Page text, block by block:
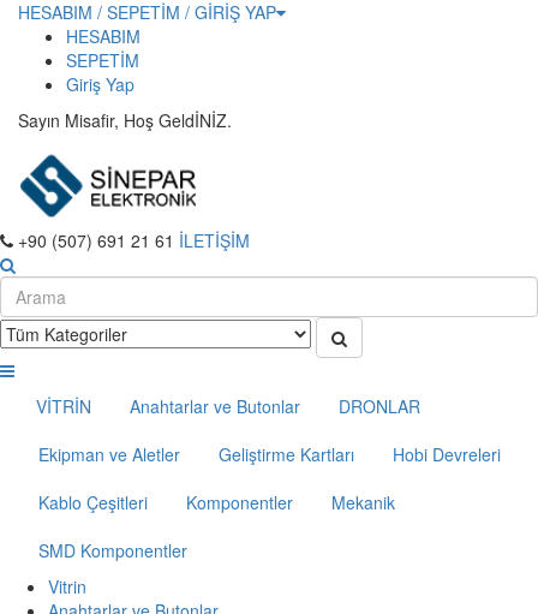
HESABIM / SEPETİM / GİRİŞ YAP
HESABIM
SEPETİM
Giriş Yap
Sayın Misafir, Hoş GeldİNİZ.
+90 (507) 691 21 61 İLETİŞİM
VİTRİN Anahtarlar ve Butonlar
DRONLAR
Ekipman ve Aletler
Geliştirme Kartları
Hobi Devreleri
Kablo Çeşitleri
Komponentler
Mekanik
SMD Komponentler
Vitrin